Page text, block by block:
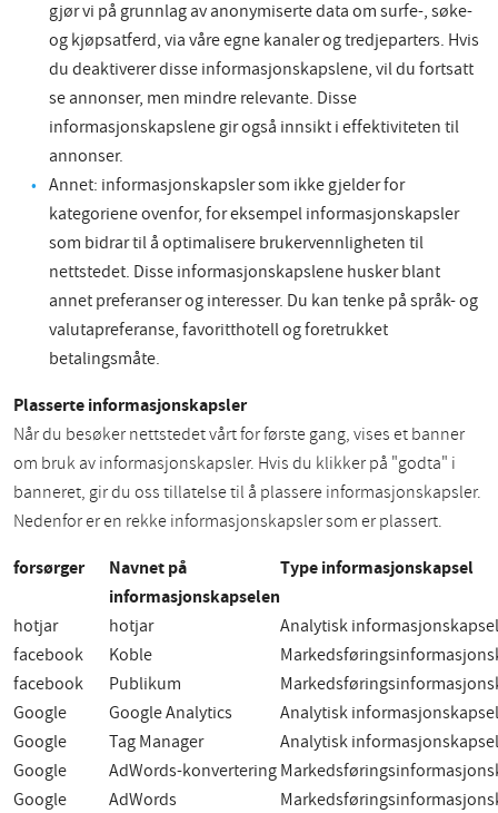
gjør vi på grunnlag av anonymiserte data om surfe-, søke-
og kjøpsatferd, via våre egne kanaler og tredjeparters. Hvis
du deaktiverer disse informasjonskapslene, vil du fortsatt
se annonser, men mindre relevante. Disse
informasjonskapslene gir også innsikt i effektiviteten til
annonser.
Annet: informasjonskapsler som ikke gjelder for
kategoriene ovenfor, for eksempel informasjonskapsler
som bidrar til å optimalisere brukervennligheten til
nettstedet. Disse informasjonskapslene husker blant
annet preferanser og interesser. Du kan tenke på språk- og
valutapreferanse, favoritthotell og foretrukket
betalingsmåte.
Plasserte informasjonskapsler
Når du besøker nettstedet vårt for første gang, vises et banner
om bruk av informasjonskapsler. Hvis du klikker på "godta" i
banneret, gir du oss tillatelse til å plassere informasjonskapsler.
Nedenfor er en rekke informasjonskapsler som er plassert.
forsørger
Navnet på
informasjonskapselen
Type informasjonskapsel
hotjar hotjar
Analytisk informasjonskapsel
facebook
Koble
facebook
Publikum
Google
Google Analytics
Analytisk informasjonskapsel
Google
Tag Manager
Analytisk informasjonskapsel
Google
AdWords-konvertering
Google
AdWords